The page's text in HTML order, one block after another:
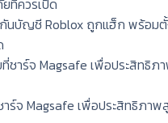
นบัญชี Roblox ถูกแฮ็ก พร้อม
าร์จ Magsafe เพื่อประสิทธิภา